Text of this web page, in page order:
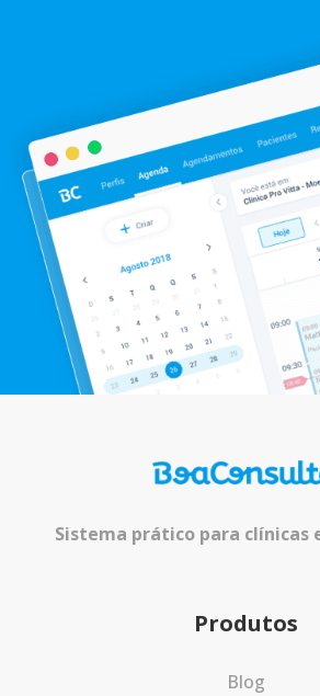
Sistema prático para clínicas
Produtos
Blog